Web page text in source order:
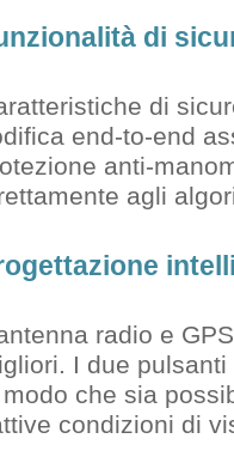
di
di
end-to-end
anti-
agli
radio e
I due
che sia
condizioni di